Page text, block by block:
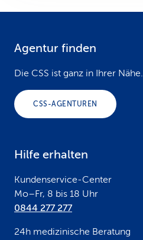
Agentur finden
Die CSS ist ganz in Ihrer Nähe.
CSS-AGENTUREN
Hilfe erhalten
Kundenservice-Center
Mo–Fr, 8 bis 18 Uhr
0844 277 277
24h medizinische Beratung